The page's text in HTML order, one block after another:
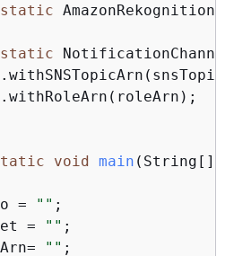
static
static
void main (String[]
=
"" ;
=
"" ;
"" ;